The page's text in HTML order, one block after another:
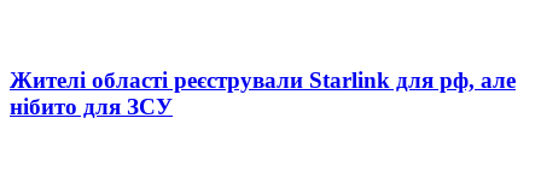
Жителі області реєстрували Starlink для рф, але
нібито для ЗСУ